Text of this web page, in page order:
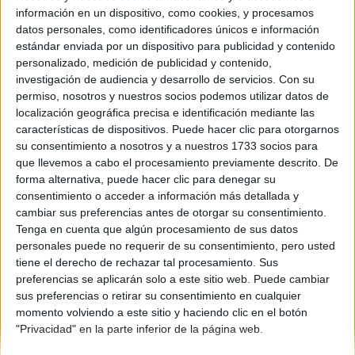
información en un dispositivo, como cookies, y procesamos
datos personales, como identificadores únicos e información
estándar enviada por un dispositivo para publicidad y contenido
personalizado, medición de publicidad y contenido,
investigación de audiencia y desarrollo de servicios. Con su
permiso, nosotros y nuestros socios podemos utilizar datos de
localización geográfica precisa e identificación mediante las
características de dispositivos. Puede hacer clic para otorgarnos
su consentimiento a nosotros y a nuestros 1733 socios para
que llevemos a cabo el procesamiento previamente descrito. De
forma alternativa, puede hacer clic para denegar su
consentimiento o acceder a información más detallada y
cambiar sus preferencias antes de otorgar su consentimiento.
Tenga en cuenta que algún procesamiento de sus datos
personales puede no requerir de su consentimiento, pero usted
tiene el derecho de rechazar tal procesamiento. Sus
preferencias se aplicarán solo a este sitio web. Puede cambiar
sus preferencias o retirar su consentimiento en cualquier
momento volviendo a este sitio y haciendo clic en el botón
"Privacidad" en la parte inferior de la página web.
Comunidad:
Canarias
Año del examen:
2013
Mes de examen:
Julio
Asignatura:
Tecnología Industrial II
Fichero Examen:
examen-selectividad-tecnologia-industrial-ii-islas-canarias-
2013-julio.pdf
Quiénes somos|Contactar|Anúnciate
Aviso legal|Politica de privacidad|Condiciones generales